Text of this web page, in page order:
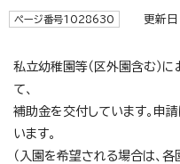
ページ番号1028630 更新日
私立幼稚園等（区外園含む）
て、
補助金を交付しています。申
います。
（入園を希望される場合は、各